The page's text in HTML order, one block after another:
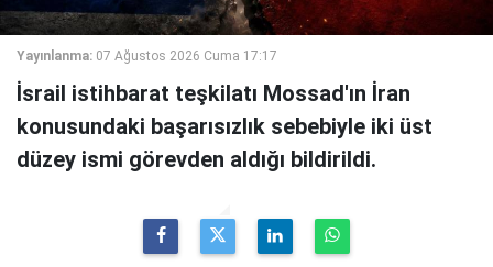
Yayınlanma: 07 Ağustos 2026 Cuma 17:17
İsrail istihbarat teşkilatı Mossad'ın İran
konusundaki başarısızlık sebebiyle iki üst
düzey ismi görevden aldığı bildirildi.